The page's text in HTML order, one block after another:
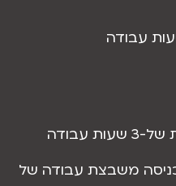
משבצת עבודה של